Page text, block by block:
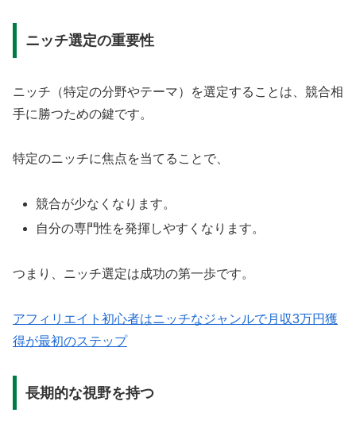
ニッチ選定の重要性
ニッチ（特定の分野やテーマ）を選定することは、競合相
手に勝つための鍵です。
特定のニッチに焦点を当てることで、
競合が少なくなります。
自分の専門性を発揮しやすくなります。
つまり、ニッチ選定は成功の第一歩です。
アフィリエイト初心者はニッチなジャンルで月収3万円獲
得が最初のステップ
長期的な視野を持つ